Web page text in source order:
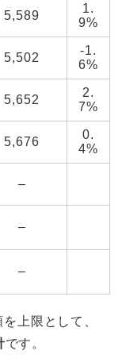
5,589
1.
9%
5,502
-1.
6%
5,652
2.
7%
5,676
0.
4%
–
–
–
上限として、
です。